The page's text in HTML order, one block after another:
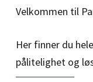
Velkommen til
Her finner du
pålitelighet og